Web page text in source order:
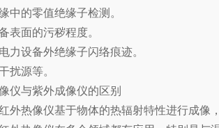
的零值绝缘子检测。
面的污秽程度。
设备外绝缘子闪络痕迹。
源等。
与紫外成像仪的区别
热像仪基于物体的热辐射特性进行成像